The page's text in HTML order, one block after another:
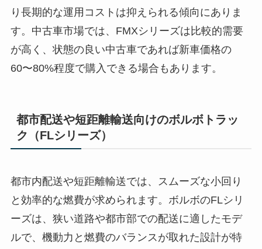
り長期的な運用コストは抑えられる傾向にありま
す。中古車市場では、FMXシリーズは比較的需要
が高く、状態の良い中古車であれば新車価格の
60〜80%程度で購入できる場合もあります。
都市配送や短距離輸送向けのボルボトラッ
ク（FLシリーズ）
都市内配送や短距離輸送では、スムーズな小回り
と効率的な燃費が求められます。ボルボのFLシリ
ーズは、狭い道路や都市部での配送に適したモデ
ルで、機動力と燃費のバランスが取れた設計が特